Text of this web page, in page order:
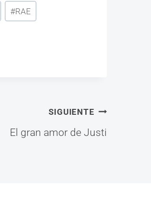
#RAE
SIGUIENTE
El gran amor de Justi